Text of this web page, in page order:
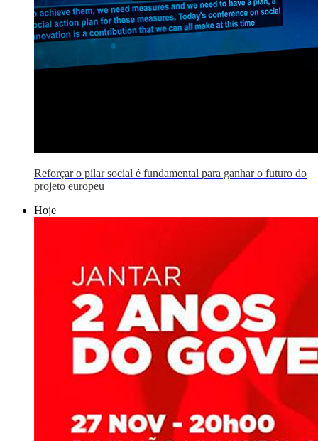
Reforçar o pilar social é fundamental para ganhar o futuro do
projeto europeu
Hoje